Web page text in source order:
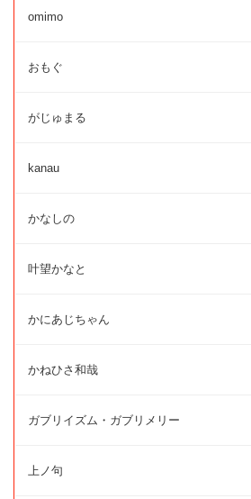
omimo
おもぐ
がじゅまる
kanau
かなしの
叶望かなと
かにあじちゃん
かねひさ和哉
ガブリイズム・ガブリメリー
上ノ句